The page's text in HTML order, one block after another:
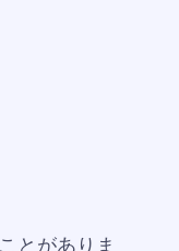
とがありま